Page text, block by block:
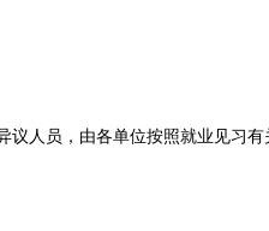
人员，由各单位按照就业见习有